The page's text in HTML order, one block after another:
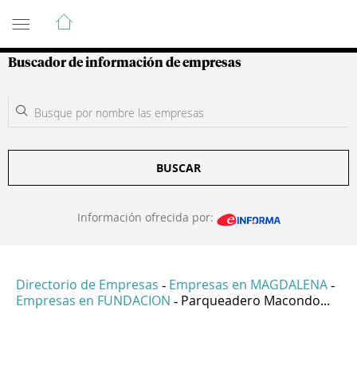
Guía de Empresas Colombianas
Buscador de información de empresas
BUSCAR
Información ofrecida por:
Directorio de Empresas - Empresas en MAGDALENA -
Empresas en FUNDACION - Parqueadero Macondo...